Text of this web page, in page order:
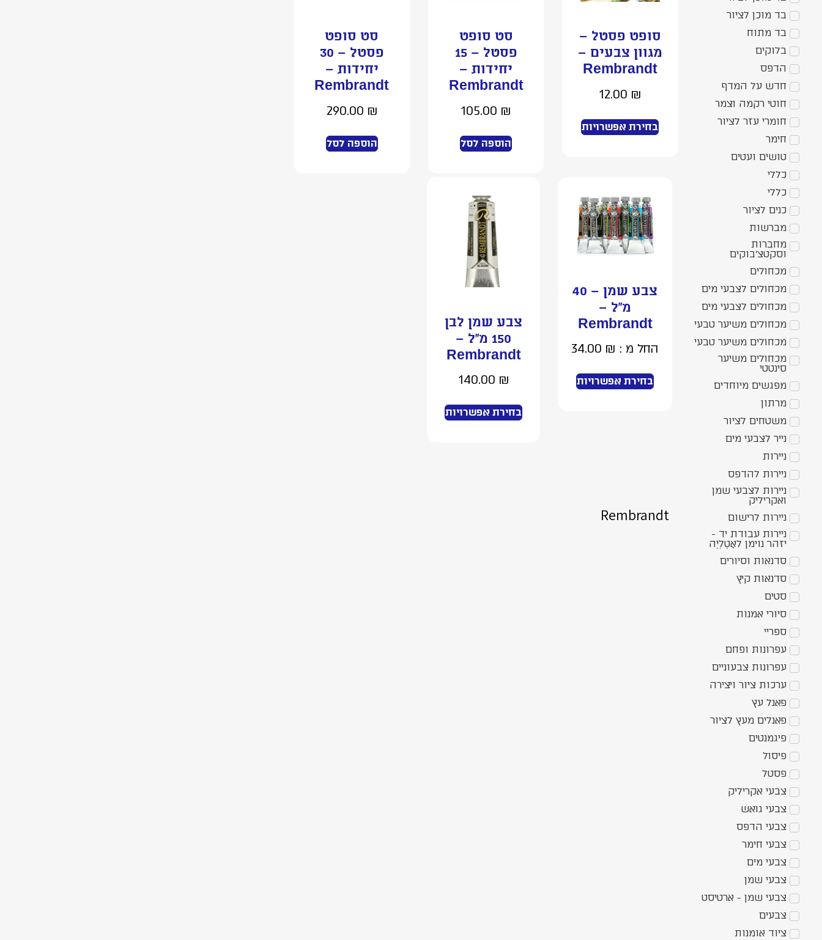
בד מוכן לציור
בד מתוח
בלוקים
הדפס
חדש על המדף
חוטי רקמה וצמר
חומרי עזר לציור
חימר
טושים ועטים
כללי
כללי
כנים לציור
מברשות
מחברות
וסקטצ’בוקים
מכחולים
מכחולים לצבעי מים
מכחולים לצבעי מים
מכחולים משיער טבעי
מכחולים משיער טבעי
מכחולים משיער
סינטטי
מפגשים מיוחדים
מרתון
משטחים לציור
נייר לצבעי מים
ניירות
ניירות להדפס
ניירות לצבעי שמן
ואקריליק
ניירות לרישום
ניירות עבודת יד -
יזהר נוימן לאָטֶלְיֶה
סדנאות וסיורים
סדנאות קיץ
סטים
סיורי אמנות
ספריי
עפרונות ופחם
עפרונות צבעוניים
ערכות ציור ויצירה
פאנל עץ
פאנלים מעץ לציור
פיגמנטים
פיסול
פסטל
צבעי אקריליק
צבעי גואש
צבעי הדפס
צבעי חימר
צבעי מים
צבעי שמן
צבעי שמן - ארטיסט
צבעים
ציוד אומנות
סופט פסטל –
מגוון צבעים –
Rembrandt
12.00 ₪
בחירת אפשרויות
סט סופט
פסטל – 15
יחידות –
Rembrandt
105.00 ₪
הוספה לסל
סט סופט
פסטל – 30
יחידות –
Rembrandt
290.00 ₪
הוספה לסל
צבע שמן – 40
מ”ל –
Rembrandt
החל מ : 34.00 ₪
בחירת אפשרויות
צבע שמן לבן
150 מ”ל –
Rembrandt
140.00 ₪
בחירת אפשרויות
Rembrandt